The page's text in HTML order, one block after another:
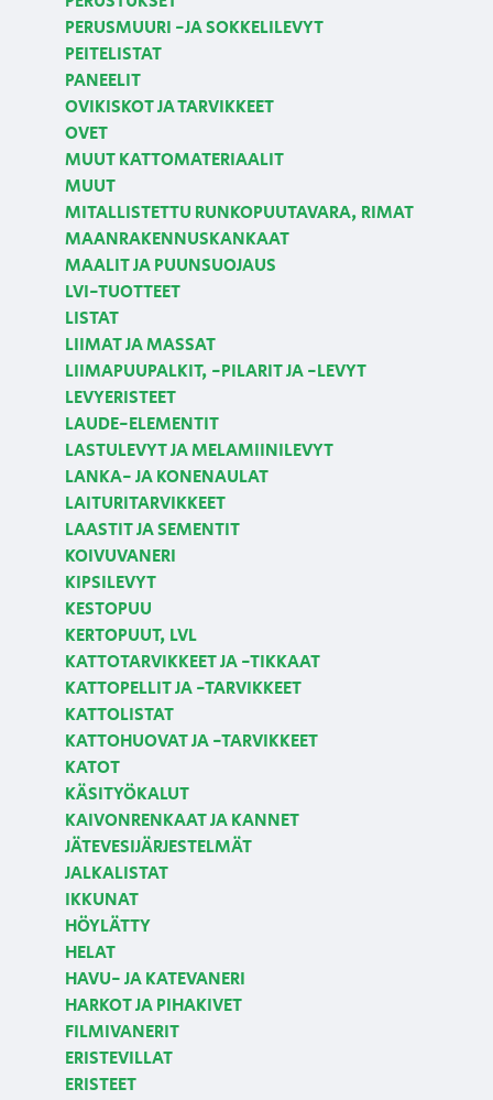
PERUSMUURI -JA SOKKELILEVYT
PEITELISTAT
PANEELIT
OVIKISKOT JA TARVIKKEET
OVET
MUUT KATTOMATERIAALIT
MUUT
MITALLISTETTU RUNKOPUUTAVARA, RIMAT
MAANRAKENNUSKANKAAT
MAALIT JA PUUNSUOJAUS
LVI-TUOTTEET
LISTAT
LIIMAT JA MASSAT
LIIMAPUUPALKIT, -PILARIT JA -LEVYT
LEVYERISTEET
LAUDE-ELEMENTIT
LASTULEVYT JA MELAMIINILEVYT
LANKA- JA KONENAULAT
LAITURITARVIKKEET
LAASTIT JA SEMENTIT
KOIVUVANERI
KIPSILEVYT
KESTOPUU
KERTOPUUT, LVL
KATTOTARVIKKEET JA -TIKKAAT
KATTOPELLIT JA -TARVIKKEET
KATTOLISTAT
KATTOHUOVAT JA -TARVIKKEET
KATOT
KÄSITYÖKALUT
KAIVONRENKAAT JA KANNET
JÄTEVESIJÄRJESTELMÄT
JALKALISTAT
IKKUNAT
HÖYLÄTTY
HELAT
HAVU- JA KATEVANERI
HARKOT JA PIHAKIVET
FILMIVANERIT
ERISTEVILLAT
ERISTEET